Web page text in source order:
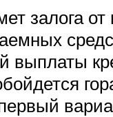
залога от
выплаты